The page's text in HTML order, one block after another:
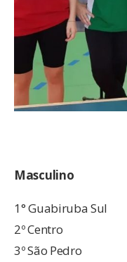
Masculino
1° Guabiruba Sul
2º Centro
3º São Pedro